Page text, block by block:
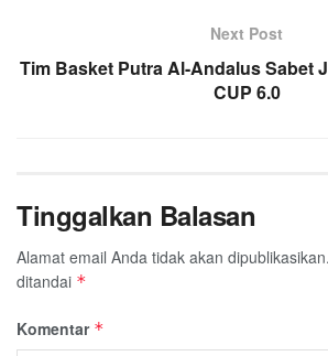
Next Post
Tim Basket Putra Al-Andalus Sabet
CUP 6.0
Tinggalkan Balasan
Alamat email Anda tidak akan dipublikasikan.
ditandai *
Komentar *